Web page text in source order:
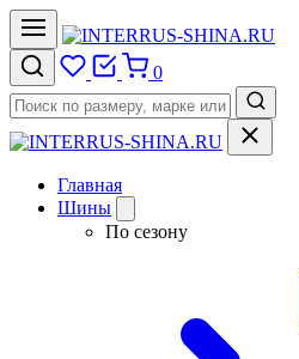
0
Главная
Шины
По сезону